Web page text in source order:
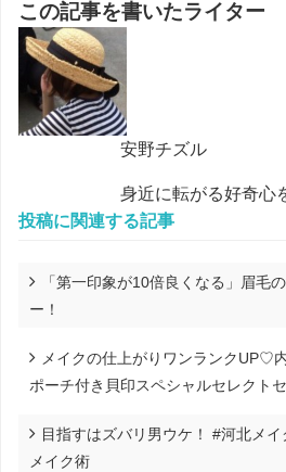
この記事を書いたライター
安野チズル
身近に転がる好奇心
投稿に関連する記事
「第一印象が10倍良くなる」眉毛
ー！
メイクの仕上がりワンランクUP♡
ポーチ付き貝印スペシャルセレクト
目指すはズバリ男ウケ！ #河北メ
メイク術